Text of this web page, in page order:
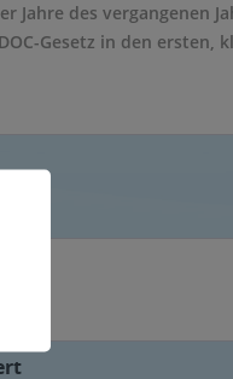
Jahre des vergangenen
Gesetz in den ersten,